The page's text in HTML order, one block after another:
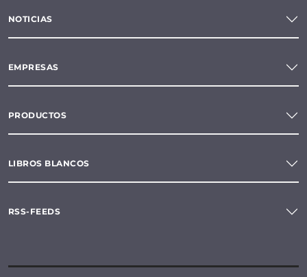
NOTICIAS
EMPRESAS
PRODUCTOS
LIBROS BLANCOS
RSS-FEEDS